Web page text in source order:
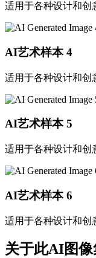
适用于各种设计和创
AI艺术样本 4
适用于各种设计和创
AI艺术样本 5
适用于各种设计和创
AI艺术样本 6
适用于各种设计和创
关于此AI图